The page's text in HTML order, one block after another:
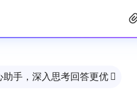
助手，深入思考回答更优 